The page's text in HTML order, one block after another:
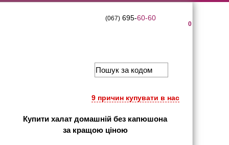
0
(067)695-60-60
9 причин купувати в нас
Купити халат домашній без капюшона
за кращою ціною